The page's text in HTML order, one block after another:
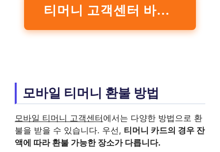
티머니 고객센터 바로가기
모바일 티머니 환불 방법
모바일 티머니 고객센터에서는 다양한 방법으로 환
불을 받을 수 있습니다. 우선, 티머니 카드의 경우 잔
액에 따라 환불 가능한 장소가 다릅니다.